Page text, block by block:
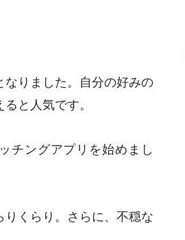
りました。自分の好みの
と人気です。
チングアプリを始めまし
くらり。さらに、不穏な